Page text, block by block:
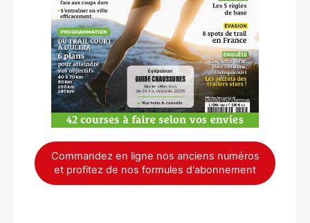
Commandez en ligne nos anciens numéros
et profitez de nos formules d'abonnement